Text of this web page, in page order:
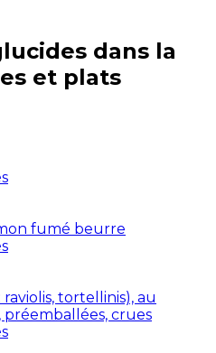
dans la
et plats
fumé beurre
tortellinis), au
crues